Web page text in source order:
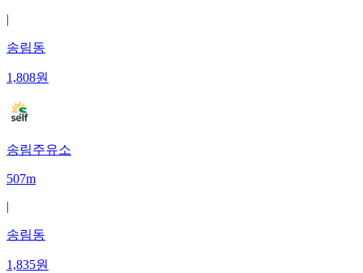
|
송림동
1,808원
송림주유소
507m
|
송림동
1,835원